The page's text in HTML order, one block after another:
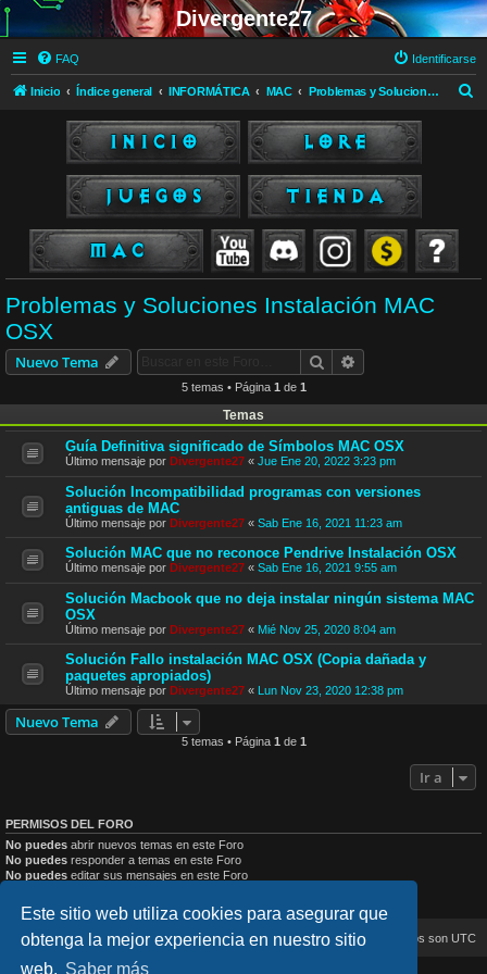
Este sitio web utiliza cookies para asegurar que
obtenga la mejor experiencia en nuestro sitio
web. Saber más
Divergente27
FAQ Identificarse
Inicio Índice general INFORMÁTICA MAC Problemas y Soluciones Instalación MAC OSX
Problemas y Soluciones Instalación MAC
OSX
Nuevo Tema Buscar
5 temas • Página 1 de 1
Temas
Guía Definitiva significado de Símbolos MAC OSX
Último mensaje por Divergente27 « Jue Ene 20, 2022 3:23 pm
Solución Incompatibilidad programas con versiones
antiguas de MAC
Último mensaje por Divergente27 « Sab Ene 16, 2021 11:23 am
Solución MAC que no reconoce Pendrive Instalación OSX
Último mensaje por Divergente27 « Sab Ene 16, 2021 9:55 am
Solución Macbook que no deja instalar ningún sistema MAC
OSX
Último mensaje por Divergente27 « Mié Nov 25, 2020 8:04 am
Solución Fallo instalación MAC OSX (Copia dañada y
paquetes apropiados)
Último mensaje por Divergente27 « Lun Nov 23, 2020 12:38 pm
Nuevo Tema
5 temas • Página 1 de 1
Ir a
PERMISOS DEL FORO
No puedes abrir nuevos temas en este Foro
No puedes responder a temas en este Foro
No puedes editar sus mensajes en este Foro
No puedes
enviar adjuntos en este Foro
Inicio Índice general Todos los horarios son UTC